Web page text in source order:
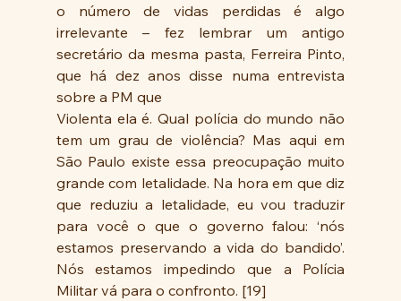
o número de vidas perdidas é algo
irrelevante – fez lembrar um antigo
secretário da mesma pasta, Ferreira Pinto,
que há dez anos disse numa entrevista
sobre a PM que
Violenta ela é. Qual polícia do mundo não
tem um grau de violência? Mas aqui em
São Paulo existe essa preocupação muito
grande com letalidade. Na hora em que diz
que reduziu a letalidade, eu vou traduzir
para você o que o governo falou: ‘nós
estamos preservando a vida do bandido’.
Nós estamos impedindo que a Polícia
Militar vá para o confronto. [19]